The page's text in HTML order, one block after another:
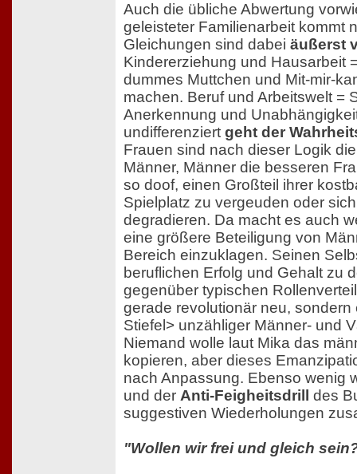
Auch die übliche Abwertung
geleisteter Familienarbeit kommt
Gleichungen sind dabei äußerst
Kindererziehung und Hausarbeit
dummes Muttchen und Mit-mir-
machen. Beruf und Arbeitswelt =
Anerkennung und
undifferenziert geht der
Frauen sind nach dieser Logik
Männer, Männer die besseren
so doof, einen Großteil ihrer
Spielplatz zu vergeuden oder
degradieren. Da macht es auch
eine größere Beteiligung von
Bereich einzuklagen. Seinen
beruflichen Erfolg und Gehalt zu
gegenüber typischen
gerade revolutionär neu,
Stiefel> unzähliger Männer- und
Niemand wolle laut Mika das
kopieren, aber dieses
nach Anpassung. Ebenso wenig
und der Anti-Feigheitsdrill
des
suggestiven Wiederholungen
"Wollen wir frei und gleich